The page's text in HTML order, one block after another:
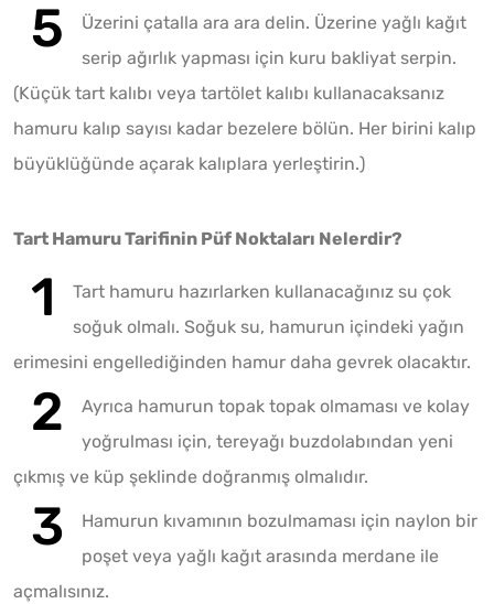
Üzerini çatalla ara ara delin. Üzerine yağlı kağıt
serip ağırlık yapması için kuru bakliyat serpin.
(Küçük tart kalıbı veya tartölet kalıbı kullanacaksanız
hamuru kalıp sayısı kadar bezelere bölün. Her birini kalıp
büyüklüğünde açarak kalıplara yerleştirin.)
Tart Hamuru Tarifinin Püf Noktaları Nelerdir?
Tart hamuru hazırlarken kullanacağınız su çok
soğuk olmalı. Soğuk su, hamurun içindeki yağın
erimesini engellediğinden hamur daha gevrek olacaktır.
Ayrıca hamurun topak topak olmaması ve kolay
yoğrulması için, tereyağı buzdolabından yeni
çıkmış ve küp şeklinde doğranmış olmalıdır.
Hamurun kıvamının bozulmaması için naylon bir
poşet veya yağlı kağıt arasında merdane ile
açmalısınız.